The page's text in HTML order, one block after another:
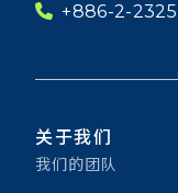
+886-2-
关于我们
我们的团队